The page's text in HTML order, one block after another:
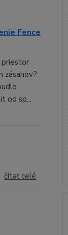
Fence
priestor
zásahov?
od sp...
čítať celé